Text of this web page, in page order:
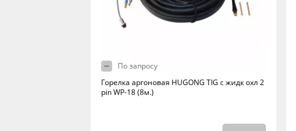
По запросу
Горелка аргоновая HUGONG TIG с жидк охл 2
pin WP-18 (8м.)